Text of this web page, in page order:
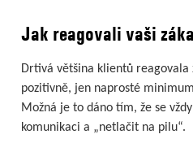
Jak reagovali vaši
Drtivá většina klientů reagovala
pozitivně, jen naprosté
Možná je to dáno tím, že se
komunikaci a „netlačit na pilu“.